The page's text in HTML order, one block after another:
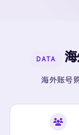
DATA
海外账号